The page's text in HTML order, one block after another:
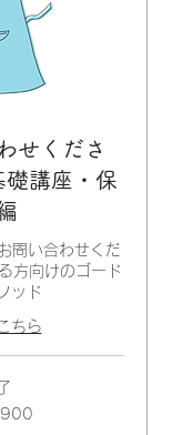
せくださ
礎講座・保
問い合わせくだ
方向けのゴード
ッド
ちら